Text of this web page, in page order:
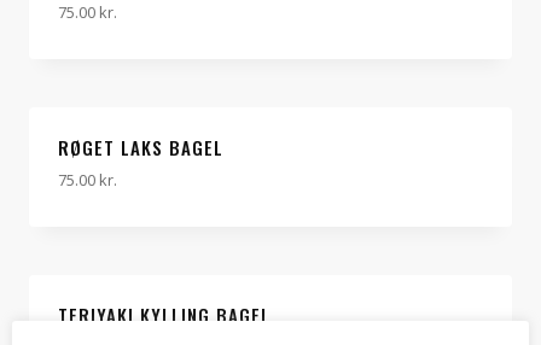
75.00 kr.
RØGET LAKS BAGEL
75.00 kr.
TERIYAKI KYLLING BAGEL